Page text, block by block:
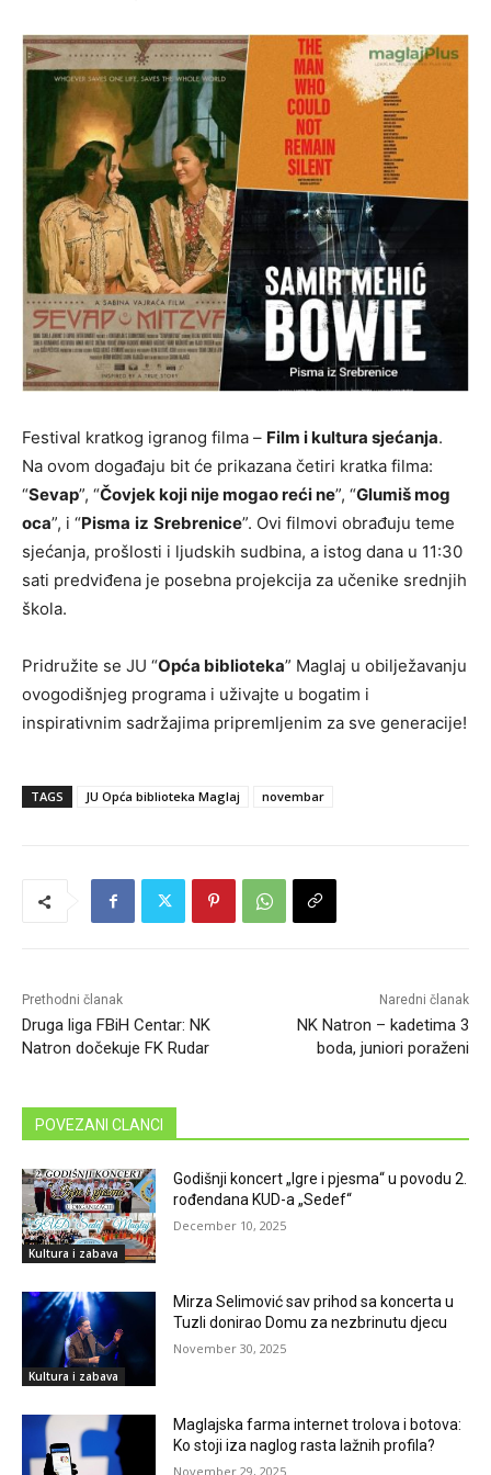
Festival kratkog igranog filma – Film i kultura sjećanja.
Na ovom događaju bit će prikazana četiri kratka filma:
“Sevap”, “Čovjek koji nije mogao reći ne”, “Glumiš mog
oca”, i “Pisma iz Srebrenice”. Ovi filmovi obrađuju teme
sjećanja, prošlosti i ljudskih sudbina, a istog dana u 11:30
sati predviđena je posebna projekcija za učenike srednjih
škola.
Pridružite se JU “Opća biblioteka” Maglaj u obilježavanju
ovogodišnjeg programa i uživajte u bogatim i
inspirativnim sadržajima pripremljenim za sve generacije!
TAGS JU Opća biblioteka Maglaj novembar
Prethodni članak
Druga liga FBiH Centar: NK
Natron dočekuje FK Rudar
Naredni članak
NK Natron – kadetima 3
boda, juniori poraženi
POVEZANI CLANCI
Kultura i zabava
Godišnji koncert „Igre i pjesma“ u povodu 2.
rođendana KUD-a „Sedef“
December 10, 2025
Kultura i zabava
Mirza Selimović sav prihod sa koncerta u
Tuzli donirao Domu za nezbrinutu djecu
November 30, 2025
Maglajska farma internet trolova i botova:
Ko stoji iza naglog rasta lažnih profila?
November 29, 2025